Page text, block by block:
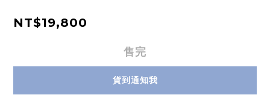
NT$19,800
售完
貨到通知我